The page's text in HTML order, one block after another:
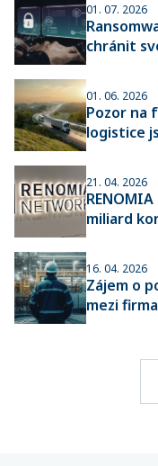
01. 07. 2026
chránit
01. 06. 2026
Pozor na
logistice
21. 04. 2026
miliard
16. 04. 2026
Zájem o
mezi